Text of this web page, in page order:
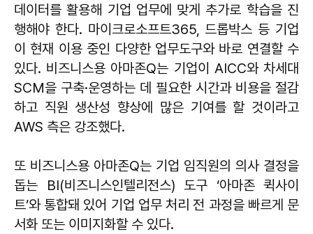
데이터를 활용해 기업 업무에 맞게 추가로 학습을 진
행해야 한다. 마이크로소프트365, 드롭박스 등 기업
이 현재 이용 중인 다양한 업무도구와 바로 연결할 수
있다. 비즈니스용 아마존Q는 기업이 AICC와 차세대
SCM을 구축·운영하는 데 필요한 시간과 비용을 절감
하고 직원 생산성 향상에 많은 기여를 할 것이라고
AWS 측은 강조했다.
또 비즈니스용 아마존Q는 기업 임직원의 의사 결정을
돕는 BI(비즈니스인텔리전스) 도구 ‘아마존 퀵사이
트’와 통합돼 있어 기업 업무 처리 전 과정을 빠르게 문
서화 또는 이미지화할 수 있다.